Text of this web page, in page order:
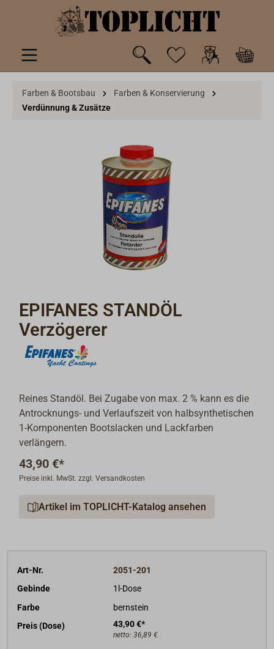
springen
Farben & Bootsbau
Farben & Konservierung
Verdünnung & Zusätze
EPIFANES STANDÖL
Verzögerer
Reines Standöl. Bei Zugabe von max. 2 % kann es die
Antrocknungs- und Verlaufszeit von halbsynthetischen
1-Komponenten Bootslacken und Lackfarben
verlängern.
43,90 €*
Preise inkl. MwSt. zzgl. Versandkosten
Artikel im TOPLICHT-Katalog ansehen
Art-Nr.
2051-201
Gebinde
1l-Dose
Farbe
bernstein
Preis (Dose)
43,90 €*
netto: 36,89 €